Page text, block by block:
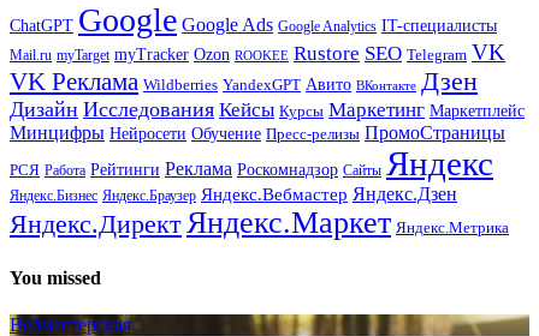
ChatGPT Google Google Ads Google Analytics IT-специалисты
Mail.ru myTarget myTracker Ozon ROOKEE Rustore SEO Telegram VK
VK Реклама Wildberries YandexGPT Авито ВКонтакте Дзен
Дизайн Исследования Кейсы Курсы Маркетинг Маркетплейс
Минцифры Нейросети Обучение Пресс-релизы ПромоСтраницы
РСЯ Работа Рейтинги Реклама Роскомнадзор Сайты Яндекс
Яндекс.Бизнес Яндекс.Браузер Яндекс.Вебмастер Яндекс.Дзен
Яндекс.ДиректЯндекс.Маркет Яндекс.Метрика
You missed
Вебмастерская